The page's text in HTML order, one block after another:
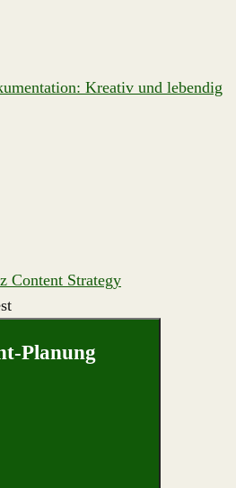
Kreativ und lebendig
Content Strategy
Planung